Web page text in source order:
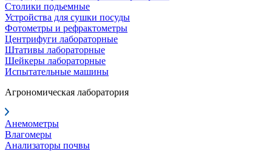
Столики подьемные
Устройства для сушки посуды
Фотометры и рефрактометры
Центрифуги лабораторные
Штативы лабораторные
Шейкеры лабораторные
Испытательные машины
Агрономическая лаборатория
Анемометры
Влагомеры
Анализаторы почвы